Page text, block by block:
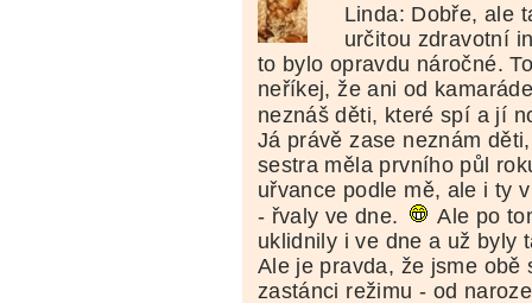
Linda: Dobře, ale
určitou zdravotní
to bylo opravdu náročné.
neříkej, že ani od
neznáš děti, které spí a jí
Já právě zase neznám
sestra měla prvního půl
uřvance podle mě, ale i ty
- řvaly ve dne.
Ale po
uklidnily i ve dne a už byly
Ale je pravda, že jsme obě
zastánci režimu - od